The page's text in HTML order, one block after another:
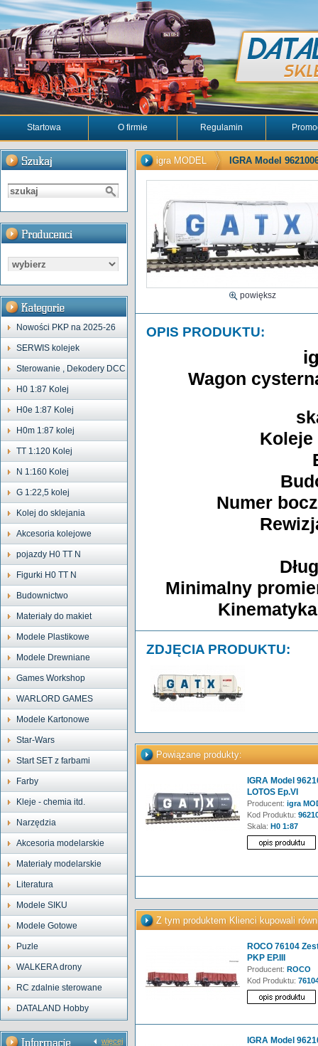
Startowa O firmie Regulamin
Nowości PKP na 2025-26
SERWIS kolejek
Sterowanie , Dekodery DCC
H0 1:87 Kolej
H0e 1:87 Kolej
H0m 1:87 kolej
TT 1:120 Kolej
N 1:160 Kolej
G 1:22,5 kolej
Kolej do sklejania
Akcesoria kolejowe
pojazdy H0 TT N
Figurki H0 TT N
Budownictwo
Materiały do makiet
Modele Plastikowe
Modele Drewniane
Games Workshop
WARLORD GAMES
Modele Kartonowe
Star-Wars
Start SET z farbami
Farby
Kleje - chemia itd.
Narzędzia
Akcesoria modelarskie
Materiały modelarskie
Literatura
Modele SIKU
Modele Gotowe
Puzle
WALKERA drony
RC zdalnie sterowane
DATALAND Hobby
więcej
igra MODEL IGRA Model
powiększ
OPIS PRODUKTU:
Wagon
Koleje
Numer
Minimalny
ZDJĘCIA PRODUKTU:
Powiązane produkty:
IGRA Model
LOTOS Ep.VI
Producent: igra
Kod Produktu:
Skala: H0 1:87
Z tym produktem Klienci kupowali
ROCO 76104
PKP EP.III
Producent: ROCO
Kod Produktu:
IGRA Model